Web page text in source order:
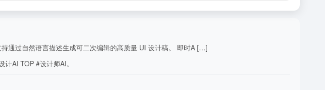
通过自然语言描述生成可二次编辑的高质量 UI 设计稿。 即时A […]
AI TOP #设计师AI。